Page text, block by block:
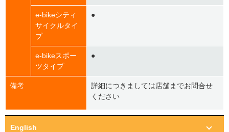
e-bikeシティ
サイクルタイ
プ
●
e-bikeスポー
ツタイプ
●
備考
詳細につきましては店舗までお問合せ
ください
English